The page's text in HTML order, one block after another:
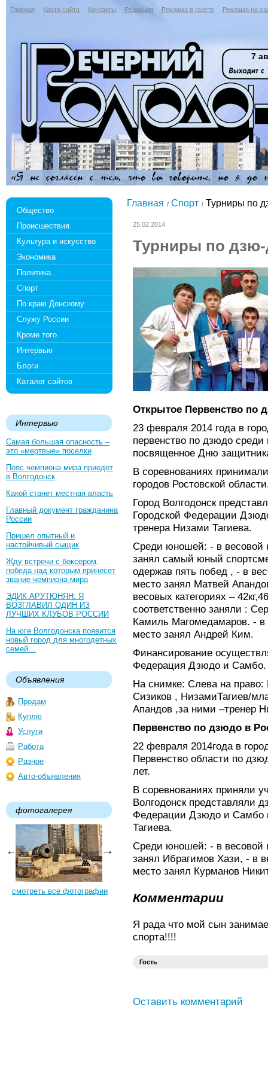
Главная Карта сайта Контакты Редакция Реклама в газете Реклама на
7
Общество
Происшествия
Культура и искусство
Экономика
Политика
Спорт
По краю Донскому
Служу России
Кроме того
Интервью
Блоги
Каталог сайтов
Интервью
Самая большая опасность –
это «мертвые» поселки
Пояс чемпиона мира приедет
в Волгодонск
Какой станет местная власть
Главный документ гражданина
России
Пришел опытный и
настойчивый сыщик
Жду встречи с боксером,
победа над которым принесет
звание чемпиона мира
ЭДИК АРУТЮНЯН: Я
ВОЗГЛАВИЛ ОДИН ИЗ
ЛУЧШИХ КЛУБОВ РОССИИ
На юге Волгодонска появится
новый город для многодетных
семей…
Объявления
Продам
Куплю
Услуги
Работа
Разное
Авто-объявления
фотогалерея
смотреть все фотографии
Главная Спорт Турниры по
25.02.2014
Турниры по
Открытое Первенство по
23 февраля 2014 года в
первенство по дзюдо
посвященное Дню
В соревнованиях
городов Ростовской
Город Волгодонск
Городской Федерации
тренера Низами Тагиева.
Среди юношей: - в весовой
занял самый юный
одержав пять побед , - в
место занял Матвей
весовых категориях –
соответственно заняли :
Камиль Магомедамаров. - в
место занял Андрей Ким.
Финансирование
Федерация Дзюдо и Самбо.
На снимке: Слева на
Сизиков , НизамиТагиев/
Апандов ,за ними –тренер
Первенство по дзюдо в
22 февраля 2014года в
Первенство области по
лет.
В соревнованиях приняли
Волгодонск представляли
Федерации Дзюдо и Самбо
Тагиева.
Среди юношей: - в весовой
занял Ибрагимов Хази, - в
место занял Курманов
Комментарии
Я рада что мой сын
спорта!!!!
Гость
Оставить комментарий